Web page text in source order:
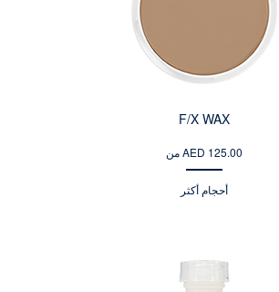
F/X WAX
من AED 125.00
أحجام أكثر